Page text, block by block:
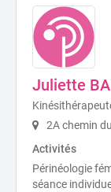
Juliette
2A chemin
Activités
Périnéologie
séance